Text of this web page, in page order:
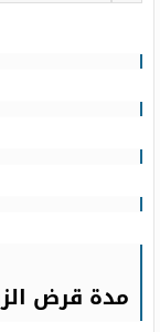
مدة قرض